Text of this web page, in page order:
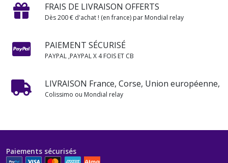
FRAIS DE LIVRAISON OFFERTS
Dès 200 € d'achat ! (en france) par Mondial relay
PAIEMENT SÉCURISÉ
PAYPAL ,PAYPAL X 4 FOIS ET CB
LIVRAISON France, Corse, Union européenne,
Colissimo ou Mondial relay
Paiements sécurisés